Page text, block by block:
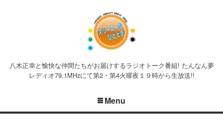
八木正幸と愉快な仲間たちがお届けするラジオトーク番組! たんなん夢
レディオ79.1MHzにて第2・第4火曜夜１９時から生放送!!
Menu